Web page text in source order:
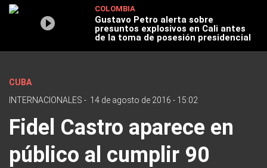
COLOMBIA
Gustavo Petro alerta sobre
presuntos explosivos en Cali antes
de la toma de posesión presidencial
CUBA
INTERNACIONALES - 14 de agosto de 2016 - 15:02
Fidel Castro aparece en
público al cumplir 90